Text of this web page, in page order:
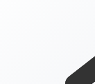
může zvýšit
Nezapomínejte
jsou často prvním
Klíčem je